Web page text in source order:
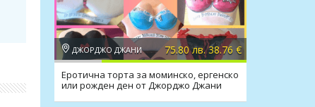
ДЖОРДЖО ДЖАНИ 75.80 лв. 38.76 €
Еротична торта за моминско, ергенско
или рожден ден от Джорджо Джани